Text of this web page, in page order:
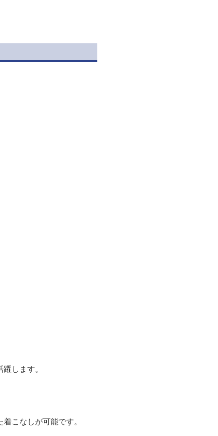
します。
こなしが可能です。